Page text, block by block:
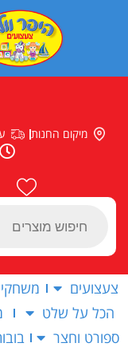
Products
מיקום החנות
צעצועים
הכל על שלט
ספורט וחצר